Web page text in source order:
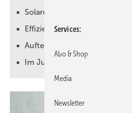
Solardächer sollen Standard
Effizienzhaus EH 55 und EH 40
Aufteilung der Kosten aus
Im Juni soll eine
Services
Abo & Shop
Media
Newsletter